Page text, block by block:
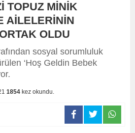
TOPUZ MİNİK
AİLELERİNİN
OLDU
sosyal sorumluluk
‘Hoş Geldin Bebek
1854 kez okundu.